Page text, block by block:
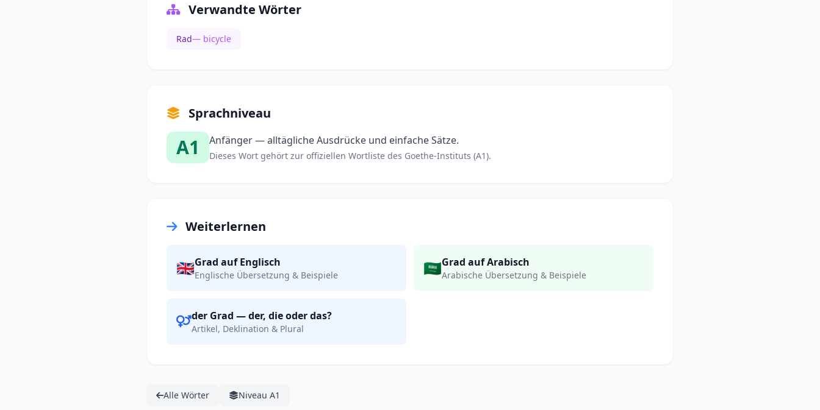
Verwandte Wörter
Rad— bicycle
Sprachniveau
A1 Anfänger — alltägliche Ausdrücke und einfache Sätze.
Dieses Wort gehört zur offiziellen Wortliste des Goethe-Instituts (A1).
Weiterlernen
🇬🇧Grad auf Englisch
Englische Übersetzung & Beispiele 🇸🇦Grad auf Arabisch
Arabische Übersetzung & Beispiele
der Grad — der, die oder das?
Artikel, Deklination & Plural
Alle Wörter Niveau A1